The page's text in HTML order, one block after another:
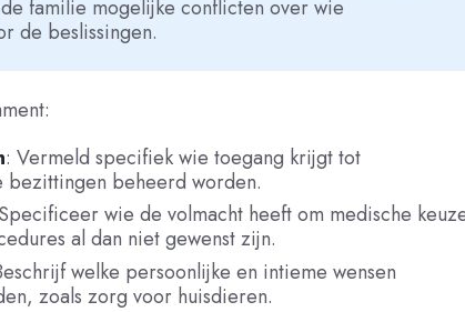
familie mogelijke conflicten over wie
de beslissingen.
: Vermeld specifiek wie toegang krijgt tot
bezittingen beheerd worden.
wie de volmacht heeft om medische
al dan niet gewenst zijn.
welke persoonlijke en intieme wensen
zoals zorg voor huisdieren.